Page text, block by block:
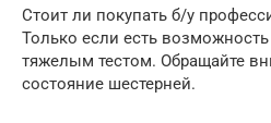
Стоит ли покупать б/у
Только если есть возможность
тяжелым тестом. Обращайте
состояние шестерней.